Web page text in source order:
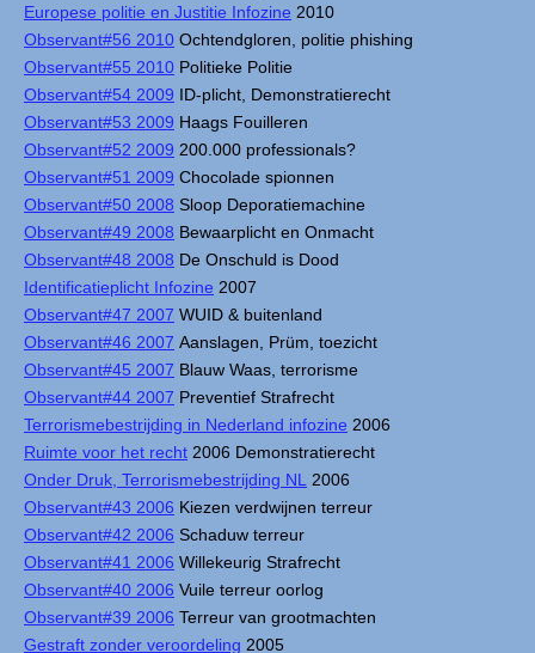
Europese politie en Justitie Infozine 2010
Observant#56 2010 Ochtendgloren, politie phishing
Observant#55 2010 Politieke Politie
Observant#54 2009 ID-plicht, Demonstratierecht
Observant#53 2009 Haags Fouilleren
Observant#52 2009 200.000 professionals?
Observant#51 2009 Chocolade spionnen
Observant#50 2008 Sloop Deporatiemachine
Observant#49 2008 Bewaarplicht en Onmacht
Observant#48 2008 De Onschuld is Dood
Identificatieplicht Infozine 2007
Observant#47 2007 WUID & buitenland
Observant#46 2007 Aanslagen, Prüm, toezicht
Observant#45 2007 Blauw Waas, terrorisme
Observant#44 2007 Preventief Strafrecht
Terrorismebestrijding in Nederland infozine 2006
Ruimte voor het recht 2006 Demonstratierecht
Onder Druk, Terrorismebestrijding NL
2006
Observant#43 2006 Kiezen verdwijnen terreur
Observant#42 2006 Schaduw terreur
Observant#41 2006 Willekeurig Strafrecht
Observant#40 2006 Vuile terreur oorlog
Observant#39 2006 Terreur van grootmachten
Gestraft zonder veroordeling 2005